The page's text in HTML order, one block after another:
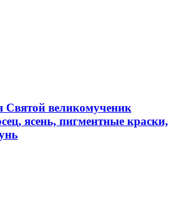
Святой великомученик
ясень, пигментные краски,